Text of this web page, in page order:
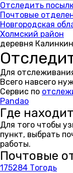
Отследить
Почтовые
Новгородская
Холмский район
деревня
Для
Всего навсего
Сервис по
Pandao
Где
Для того чтобы
пункт, выбрать
работы.
Почтовые
175284 Тогодь